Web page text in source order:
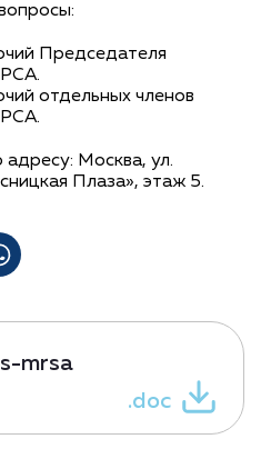
Председателя
отдельных членов
Москва, ул.
Плаза», этаж 5.
mrsa
.doc